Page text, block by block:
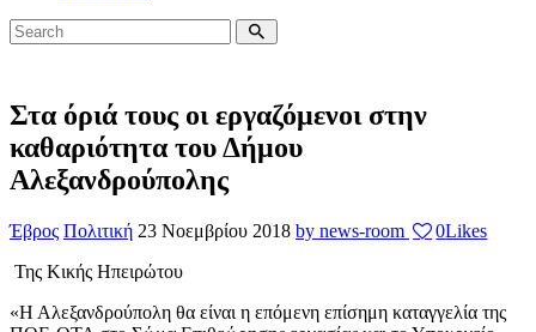
Στα όριά τους οι εργαζόμενοι στην
καθαριότητα του Δήμου
Αλεξανδρούπολης
Έβρος Πολιτική 23 Νοεμβρίου 2018 by news-room 0Likes
Της Κικής Ηπειρώτου
«Η Αλεξανδρούπολη θα είναι η επόμενη επίσημη καταγγελία της